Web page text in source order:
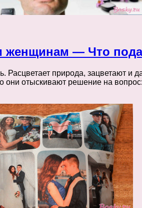
женщинам — Что
Расцветает природа, зацветают и
они отыскивают решение на